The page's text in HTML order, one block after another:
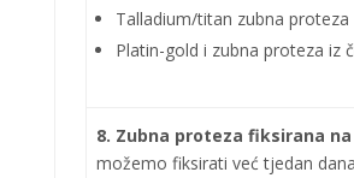
Talladium/titan zubna
Platin-gold i zubna proteza iz
8. Zubna proteza fiksirana
možemo fiksirati već tjedan